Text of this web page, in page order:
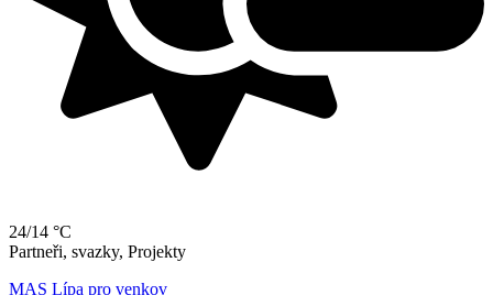
24/14 °C
Partneři, svazky, Projekty
MAS Lípa pro venkov